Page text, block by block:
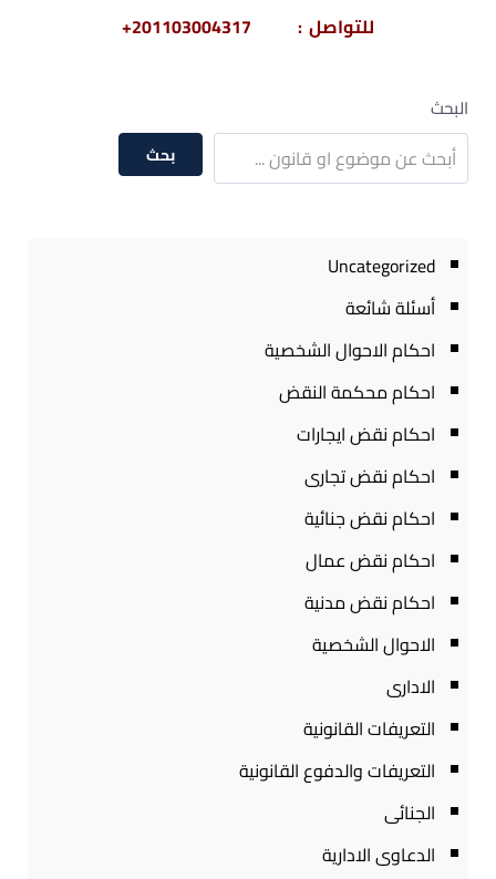
للتواصل : 201103004317+
البحث
بحث
Uncategorized
أسئلة شائعة
احكام الاحوال الشخصية
احكام محكمة النقض
احكام نقض ايجارات
احكام نقض تجارى
احكام نقض جنائية
احكام نقض عمال
احكام نقض مدنية
الاحوال الشخصية
الادارى
التعريفات القانونية
التعريفات والدفوع القانونية
الجنائى
الدعاوى الادارية